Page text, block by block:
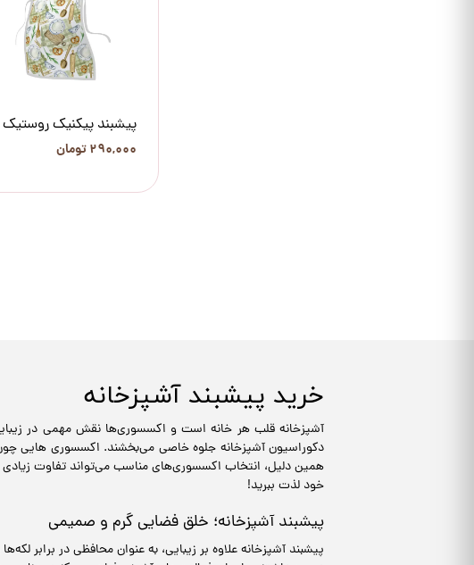
پیشبند پیکنیک روستیک
۲۹۰,۰۰۰ تومان
خرید پیشبند آشپزخانه
آشپزخانه قلب هر خانه است و اکسسوری‌ها نقش مهمی در زیبایی
دکوراسیون آشپزخانه جلوه خاصی می‌بخشند. اکسسوری هایی
همین دلیل، انتخاب اکسسوری‌های مناسب می‌تواند تفاوت زیادی
خود لذت ببرید!
پیشبند آشپزخانه؛ خلق فضایی گرم و صمیمی
پیشبند آشپزخانه علاوه بر زیبایی، به عنوان محافظی در برابر